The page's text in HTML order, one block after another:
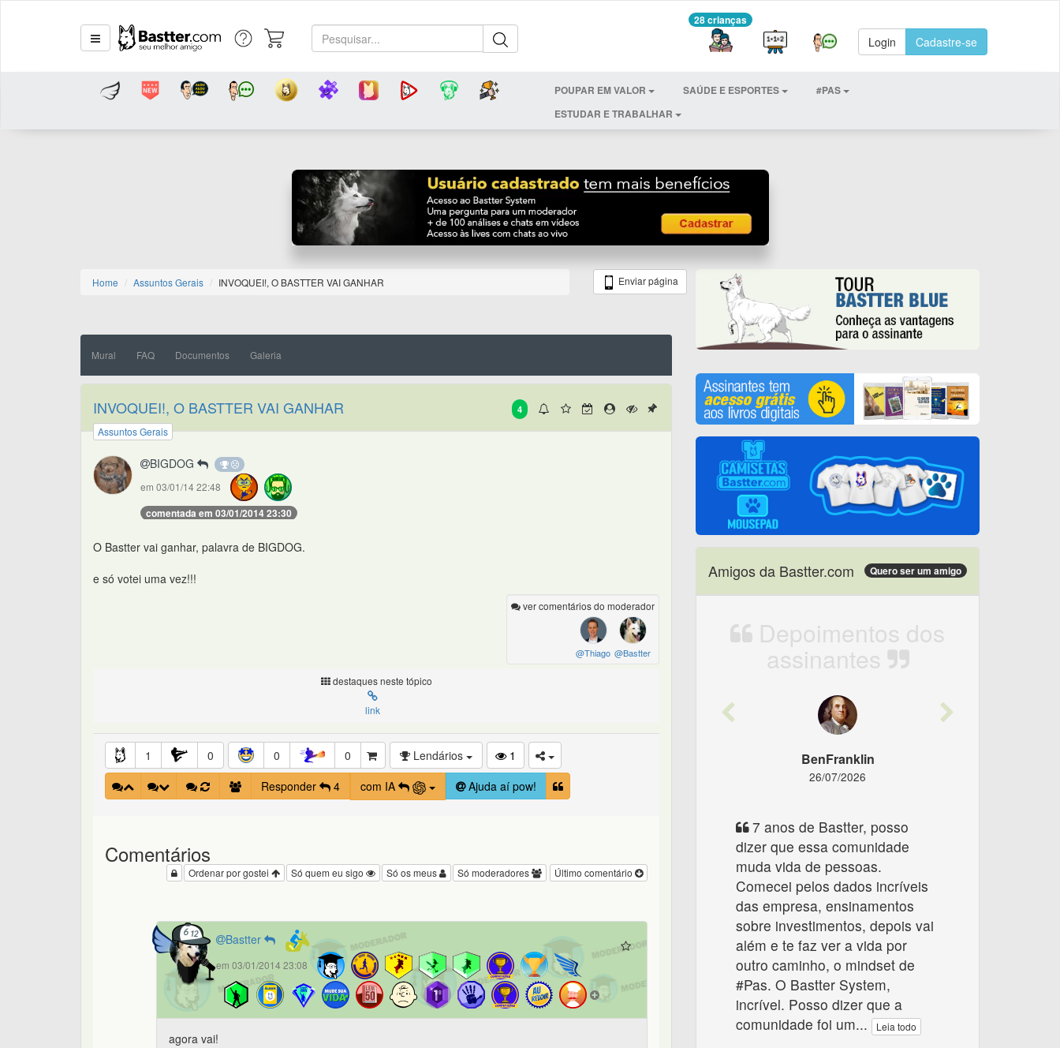
28 crianças
Login Cadastre-se
POUPAR EM VALOR SAÚDE E ESPORTES
#PAS
ESTUDAR E TRABALHAR
Home Assuntos Gerais INVOQUEI!, O BASTTER VAI GANHAR Enviar página
Mural FAQ Documentos Galeria
4
INVOQUEI!, O BASTTER VAI GANHAR
Assuntos Gerais
BIGDOG
em 03/01/14 22:48
comentada em 03/01/2014 23:30
O Bastter vai ganhar, palavra de BIGDOG.
e só votei uma vez!!!
ver comentários do moderador
@Bastter
@Thiago
destaques neste tópico
link
1 0 0 0 Lendários
1
Responder
4 com IA Ajuda aí pow!
Comentários
Último comentário
Só moderadores
Só os meus
Só quem eu sigo
Ordenar por gostei
Bastter
em 03/01/2014 23:08
agora vai!
Amigos da Bastter.com Quero ser um amigo
Depoimentos dos
assinantes
Previous
BenFranklin
26/07/2026
7 anos de Bastter, posso
dizer que essa comunidade
muda vida de pessoas.
Comecei pelos dados incríveis
das empresa, ensinamentos
sobre investimentos, depois vai
além e te faz ver a vida por
outro caminho, o mindset de
#Pas. O Bastter System,
incrível. Posso dizer que a
comunidade foi um... Leia todo